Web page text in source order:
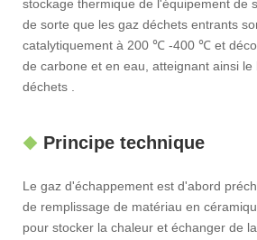
stockage thermique de l'équipement de
de sorte que les gaz déchets entrants
catalytiquement à 200 ℃ -400 ℃ et
de carbone et en eau, atteignant ainsi
déchets .
Principe technique
Le gaz d'échappement est d'abord
de remplissage de matériau en
pour stocker la chaleur et échanger de